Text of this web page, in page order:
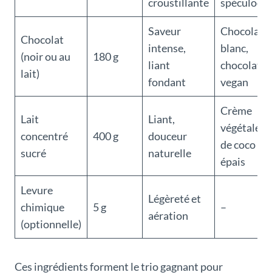
Chocolat
(noir ou au
lait)
180 g
Saveur
intense,
liant
fondant
Chocolat
blanc,
chocolat
vegan
Lait
concentré
sucré
400 g
Liant,
douceur
naturelle
Crème
végétale,
de coco
épais
Levure
chimique
(optionnelle)
5 g
Légèreté et
aération
–
Ces ingrédients forment le trio gagnant pour